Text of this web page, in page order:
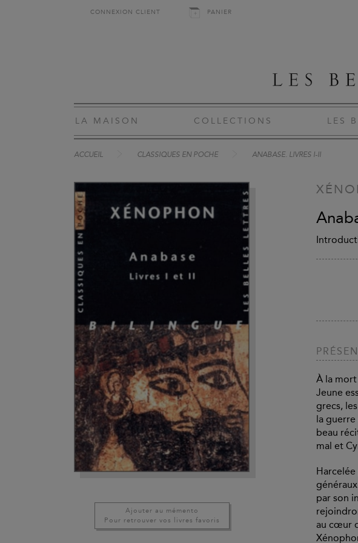
CONNEXION CLIENT PANIER
LA MAISON COLLECTIONS LES
ACCUEIL CLASSIQUES EN POCHE ANABASE. LIVRES I-II
Ajouter au mémento
Pour retrouver vos livres favoris
À la mort
Jeune
grecs,
la
beau
mal et
par son
au cœur